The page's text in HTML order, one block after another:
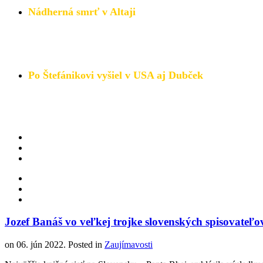
Nádherná smrť v Altaji
Po Štefánikovi vyšiel v USA aj Dubček
Jozef Banáš vo veľkej trojke slovenských
on 06. jún 2022. Posted in Zaujímavosti